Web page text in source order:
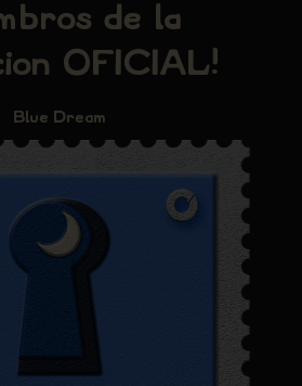
de la
OFICIAL!
Blue Dream